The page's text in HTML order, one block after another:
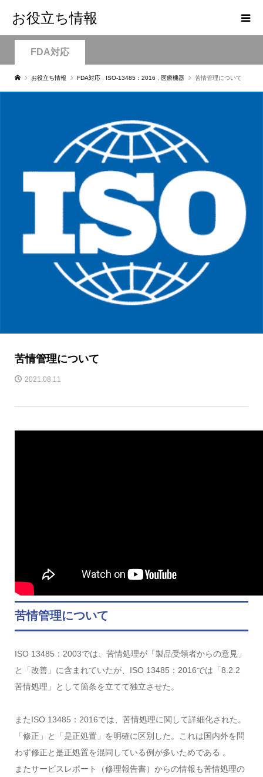
お役立ち情報
FDA対応
お役立ち情報 FDA対応 ISO-13485：2016 医療機器 苦情管理について
苦情管理について
2021.08.11
苦情管理について
ISO 13485：2003では、苦情処理が「製品受領者からの意見」
と「改善」に含まれていたが、ISO 13485：2016では「8.2.2
苦情処理」として箇条を立てて独立させた。
またISO 13485：2016では、苦情処理に関して詳細化された。
「修正」と「是正処置」を明確に区別した。これは国内外を問
わず修正と是正処置を混同している例が多いためである 。
またサービスレポート（修理報告書）からの情報も苦情処理の